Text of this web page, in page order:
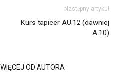
Następny artykuł
Kurs tapicer AU.12 (dawniej
A.10)
WIĘCEJ OD AUTORA